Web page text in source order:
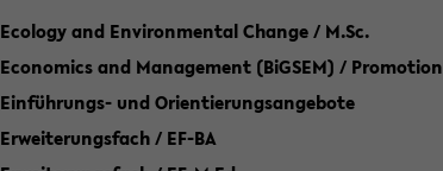
Ecology and Environmental Change / M.Sc.
Economics and Management (BiGSEM) / Promotion
Einführungs- und Orientierungsangebote
Erweiterungsfach / EF-BA